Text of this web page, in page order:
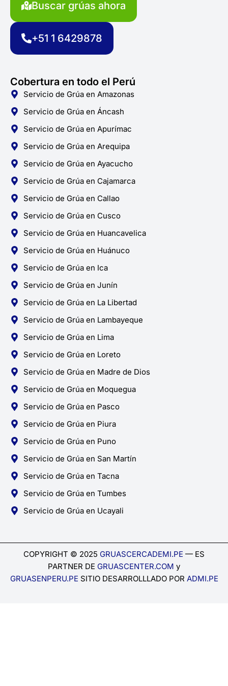
b
o
a
r
m
s
p
Buscar grúas ahora
+51 1 6429878
Cobertura en todo el Perú
Servicio de Grúa en Amazonas
Servicio de Grúa en Áncash
Servicio de Grúa en Apurímac
Servicio de Grúa en Arequipa
Servicio de Grúa en Ayacucho
Servicio de Grúa en Cajamarca
Servicio de Grúa en Callao
Servicio de Grúa en Cusco
Servicio de Grúa en Huancavelica
Servicio de Grúa en Huánuco
Servicio de Grúa en Ica
Servicio de Grúa en Junín
Servicio de Grúa en La Libertad
Servicio de Grúa en Lambayeque
Servicio de Grúa en Lima
Servicio de Grúa en Loreto
Servicio de Grúa en Madre de Dios
Servicio de Grúa en Moquegua
Servicio de Grúa en Pasco
Servicio de Grúa en Piura
Servicio de Grúa en Puno
Servicio de Grúa en San Martín
Servicio de Grúa en Tacna
Servicio de Grúa en Tumbes
Servicio de Grúa en Ucayali
COPYRIGHT © 2025 GRUASCERCADEMI.PE — ES
PARTNER DE GRUASCENTER.COM y
GRUASENPERU.PE SITIO DESARROLLLADO POR ADMI.PE